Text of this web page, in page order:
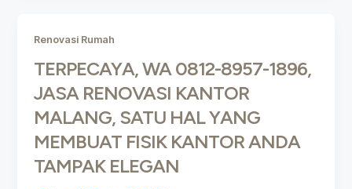
Renovasi Rumah
TERPECAYA, WA 0812-8957-1896,
JASA RENOVASI KANTOR
MALANG, SATU HAL YANG
MEMBUAT FISIK KANTOR ANDA
TAMPAK ELEGAN